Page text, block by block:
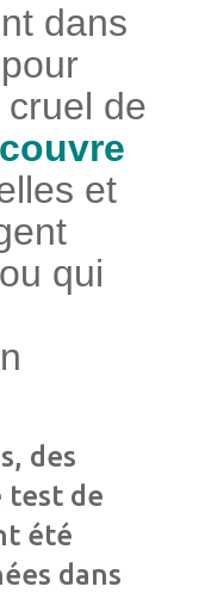
dans
de
et
qui
des
test de
été
dans